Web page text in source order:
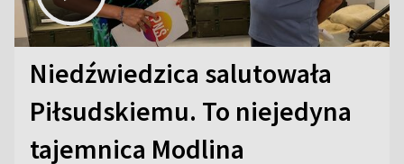
Niedźwiedzica salutowała
Piłsudskiemu. To niejedyna
tajemnica Modlina